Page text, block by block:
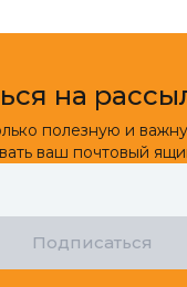
на
полезную и
ваш почтовый
Подписаться